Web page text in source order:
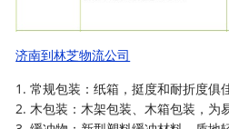
济南到林芝物流公司
1. 常规包装：纸箱，挺度和耐折度俱
2. 木包装：木架包装、木箱包装，为